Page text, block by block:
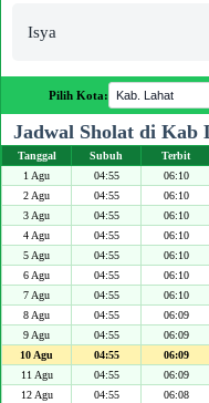
Isya
Pilih Kota:
Jadwal Sholat di Kab
Tanggal Subuh Terbit
1 Agu
04:55 06:10
2 Agu
04:55 06:10
3 Agu
04:55 06:10
4 Agu
04:55 06:10
5 Agu
04:55 06:10
6 Agu
04:55 06:10
7 Agu
04:55 06:10
8 Agu
04:55 06:09
9 Agu
04:55 06:09
10 Agu
04:55 06:09
11 Agu
04:55 06:09
12 Agu
04:55 06:08